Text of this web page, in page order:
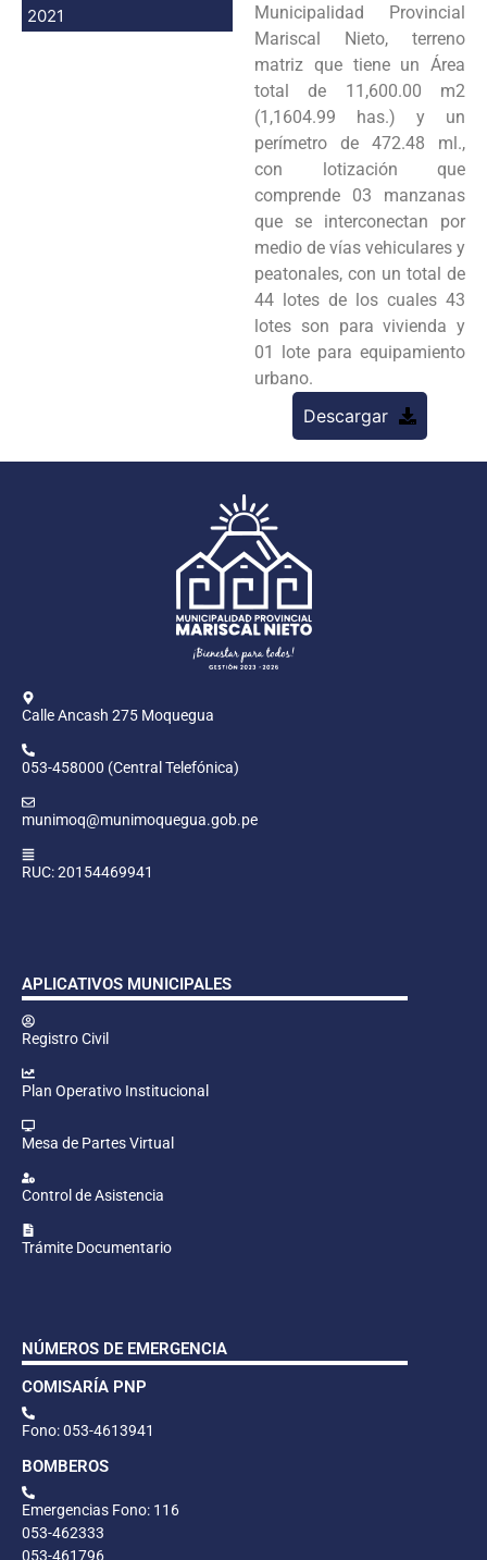
2021
Municipalidad Provincial
Mariscal Nieto, terreno
matriz que tiene un Área
total de 11,600.00 m2
(1,1604.99 has.) y un
perímetro de 472.48 ml.,
con lotización que
comprende 03 manzanas
que se interconectan por
medio de vías vehiculares y
peatonales, con un total de
44 lotes de los cuales 43
lotes son para vivienda y
01 lote para equipamiento
urbano.
Descargar
Calle Ancash 275 Moquegua
053-458000 (Central Telefónica)
munimoq@munimoquegua.gob.pe
RUC: 20154469941
APLICATIVOS MUNICIPALES
Registro Civil
Plan Operativo Institucional
Mesa de Partes Virtual
Control de Asistencia
Trámite Documentario
NÚMEROS DE EMERGENCIA
COMISARÍA PNP
Fono: 053-4613941
BOMBEROS
Emergencias Fono: 116
053-462333
053-461796